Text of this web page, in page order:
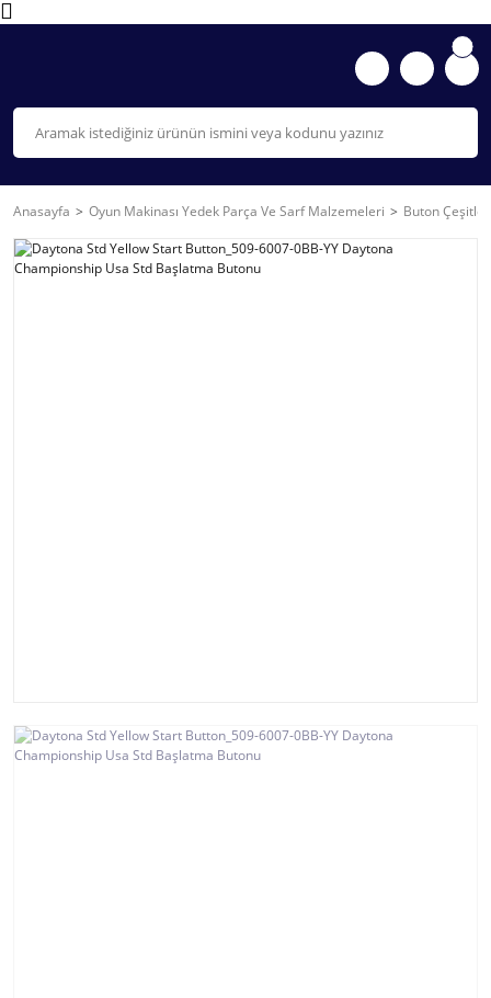
Anasayfa Oyun Makinası Yedek Parça Ve Sarf Malzemeleri Buton